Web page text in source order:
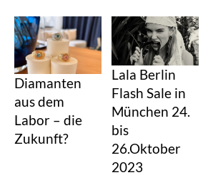
Diamanten
aus dem
Labor – die
Zukunft?
Lala Berlin
Flash Sale in
München 24.
bis
26.Oktober
2023